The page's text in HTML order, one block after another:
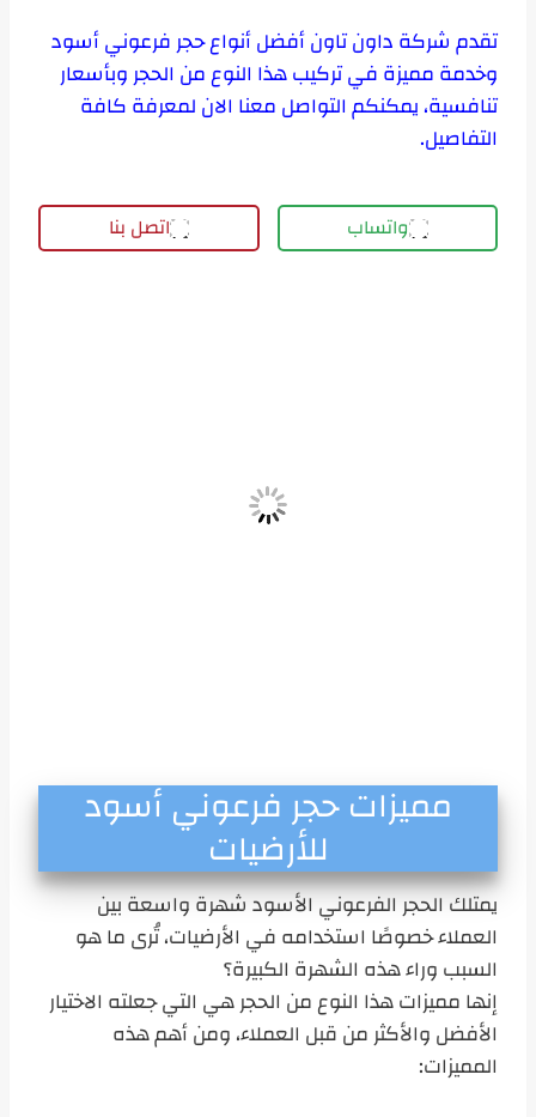
تقدم شركة داون تاون أفضل أنواع حجر فرعوني أسود
وخدمة مميزة في تركيب هذا النوع من الحجر وبأسعار
تنافسية، يمكنكم التواصل معنا الان لمعرفة كافة
التفاصيل.
واتساب اتصل بنا
مميزات حجر فرعوني أسود
للأرضيات
يمتلك الحجر الفرعوني الأسود شهرة واسعة بين
العملاء خصوصًا استخدامه في الأرضيات، تُرى ما هو
السبب وراء هذه الشهرة الكبيرة؟
إنها مميزات هذا النوع من الحجر هي التي جعلته الاختيار
الأفضل والأكثر من قبل العملاء، ومن أهم هذه
المميزات: